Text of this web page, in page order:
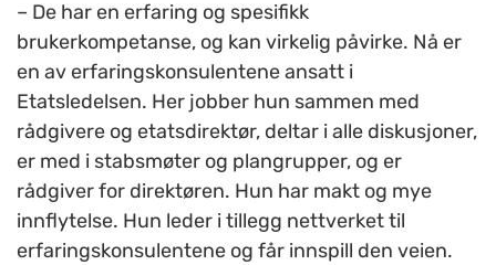
– De har en erfaring og spesifikk
brukerkompetanse, og kan virkelig påvirke. Nå er
en av erfaringskonsulentene ansatt i
Etatsledelsen. Her jobber hun sammen med
rådgivere og etatsdirektør, deltar i alle diskusjoner,
er med i stabsmøter og plangrupper, og er
rådgiver for direktøren. Hun har makt og mye
innflytelse. Hun leder i tillegg nettverket til
erfaringskonsulentene og får innspill den veien.